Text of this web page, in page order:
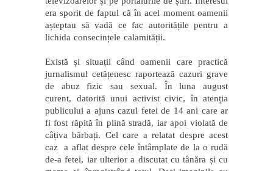
era sporit de faptul că în acel moment oamenii
așteptau să vadă ce fac autoritățile pentru a
lichida consecințele calamității.
Există și situații când oamenii care practică
jurnalismul cetățenesc raportează cazuri grave
de abuz fizic sau sexual. În luna august
curent, datorită unui activist civic, în atenția
publicului a ajuns cazul fetei de 14 ani care ar
fi fost răpită în plină stradă, iar apoi violată de
câțiva bărbați. Cel care a relatat despre acest
caz a aflat despre cele întâmplate de la o rudă
de-a fetei, iar ulterior a discutat cu tânăra și cu